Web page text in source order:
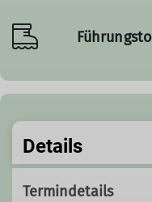
Details
Termindetails